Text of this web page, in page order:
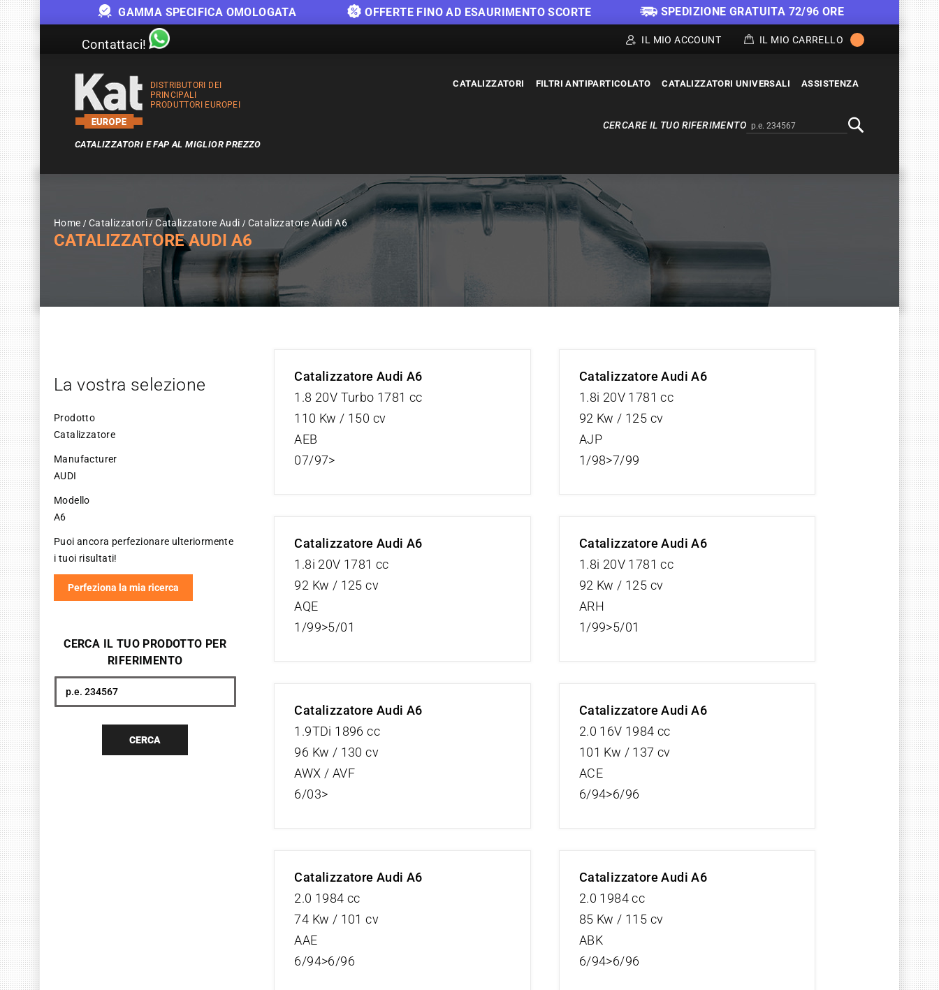
GAMMA SPECIFICA OMOLOGATA OFFERTE FINO AD ESAURIMENTO SCORTE SPEDIZIONE GRATUITA 72/96 ORE
Contattaci! IL MIO ACCOUNT IL MIO CARRELLO
DISTRIBUTORI DEI
PRINCIPALI
PRODUTTORI EUROPEI
CATALIZZATORI E FAP AL MIGLIOR PREZZO
CATALIZZATORI FILTRI ANTIPARTICOLATO CATALIZZATORI UNIVERSALI ASSISTENZA
Alternativa a Doofinder
CERCARE IL TUO RIFERIMENTO
Home Catalizzatori Catalizzatore Audi Catalizzatore Audi A6
CATALIZZATORE AUDI A6
Catalizzatore Audi A6
1.8 20V Turbo 1781 cc
110 Kw / 150 cv
AEB
07/97>
Catalizzatore Audi A6
1.8i 20V 1781 cc
92 Kw / 125 cv
AJP
1/98>7/99
Catalizzatore Audi A6
1.8i 20V 1781 cc
92 Kw / 125 cv
AQE
1/99>5/01
Catalizzatore Audi A6
1.8i 20V 1781 cc
92 Kw / 125 cv
ARH
1/99>5/01
Catalizzatore Audi A6
1.9TDi 1896 cc
96 Kw / 130 cv
AWX / AVF
6/03>
Catalizzatore Audi A6
2.0 16V 1984 cc
101 Kw / 137 cv
ACE
6/94>6/96
Catalizzatore Audi A6
2.0 1984 cc
74 Kw / 101 cv
AAE
6/94>6/96
Catalizzatore Audi A6
2.0 1984 cc
85 Kw / 115 cv
ABK
6/94>6/96
La vostra selezione
Prodotto
Catalizzatore
Manufacturer
AUDI
Modello
A6
Puoi ancora perfezionare ulteriormente
i tuoi risultati!
Perfeziona la mia ricerca
CERCA IL TUO PRODOTTO PER
RIFERIMENTO
Cerca
CERCA